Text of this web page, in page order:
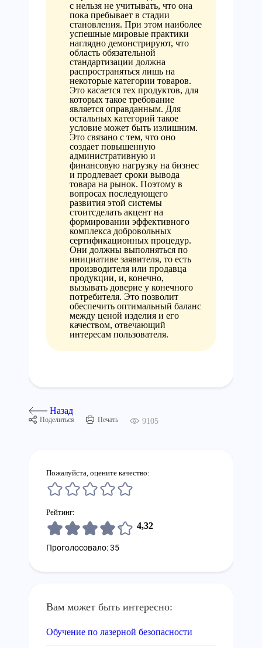
с нельзя не учитывать, что она
пока пребывает в стадии
становления. При этом наиболее
успешные мировые практики
наглядно демонстрируют, что
область обязательной
стандартизации должна
распространяться лишь на
некоторые категории товаров.
Это касается тех продуктов, для
которых такое требование
является оправданным. Для
остальных категорий такое
условие может быть излишним.
Это связано с тем, что оно
создает повышенную
административную и
финансовую нагрузку на бизнес
и продлевает сроки вывода
товара на рынок. Поэтому в
вопросах последующего
развития этой системы
стоитсделать акцент на
формировании эффективного
комплекса добровольных
сертификационных процедур.
Они должны выполняться по
инициативе заявителя, то есть
производителя или продавца
продукции, и, конечно,
вызывать доверие у конечного
потребителя. Это позволит
обеспечить оптимальный баланс
между ценой изделия и его
качеством, отвечающий
интересам пользователя.
Назад
Поделиться Печать 9105
Пожалуйста, оцените качество:
Рейтинг:
4,32
Проголосовало: 35
Вам может быть интересно:
Обучение по лазерной безопасности